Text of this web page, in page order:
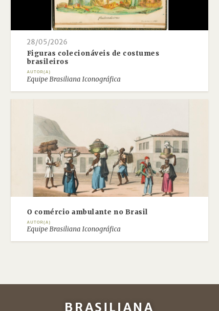
28/05/2026
Figuras colecionáveis de costumes
brasileiros
AUTOR(A)
Equipe Brasiliana Iconográfica
O comércio ambulante no Brasil
AUTOR(A)
Equipe Brasiliana Iconográfica
BRASILIANA